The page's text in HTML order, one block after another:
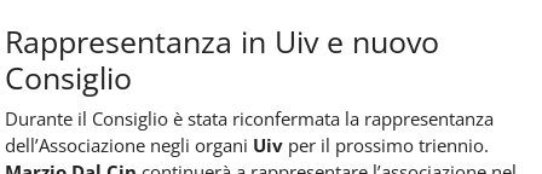
Rappresentanza in Uiv e nuovo
Consiglio
Durante il Consiglio è stata riconfermata la rappresentanza
dell’Associazione negli organi Uiv per il prossimo triennio.